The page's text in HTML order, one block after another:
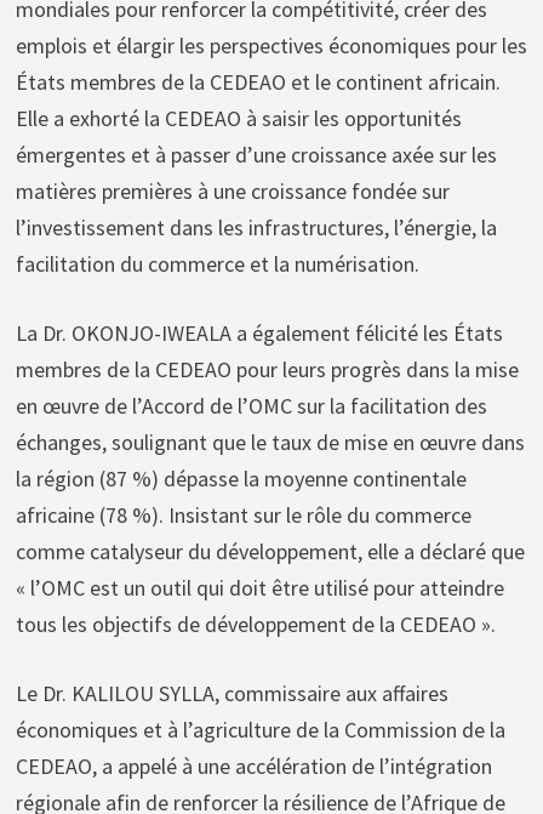
mondiales pour renforcer la compétitivité, créer des
emplois et élargir les perspectives économiques pour les
États membres de la CEDEAO et le continent africain.
Elle a exhorté la CEDEAO à saisir les opportunités
émergentes et à passer d’une croissance axée sur les
matières premières à une croissance fondée sur
l’investissement dans les infrastructures, l’énergie, la
facilitation du commerce et la numérisation.
La Dr. OKONJO-IWEALA a également félicité les États
membres de la CEDEAO pour leurs progrès dans la mise
en œuvre de l’Accord de l’OMC sur la facilitation des
échanges, soulignant que le taux de mise en œuvre dans
la région (87 %) dépasse la moyenne continentale
africaine (78 %). Insistant sur le rôle du commerce
comme catalyseur du développement, elle a déclaré que
« l’OMC est un outil qui doit être utilisé pour atteindre
tous les objectifs de développement de la CEDEAO ».
Le Dr. KALILOU SYLLA, commissaire aux affaires
économiques et à l’agriculture de la Commission de la
CEDEAO, a appelé à une accélération de l’intégration
régionale afin de renforcer la résilience de l’Afrique de